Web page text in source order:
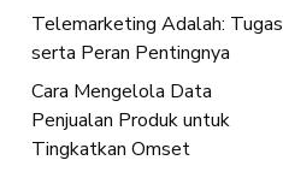
Telemarketing Adalah: Tugas
serta Peran Pentingnya
Cara Mengelola Data
Penjualan Produk untuk
Tingkatkan Omset